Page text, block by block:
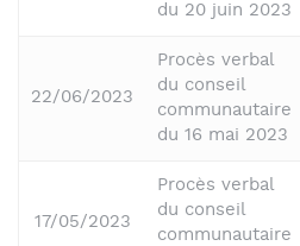
du 20 juin 2023
22/06/2023
Procès verbal
du conseil
communautaire
du 16 mai 2023
17/05/2023
Procès verbal
du conseil
communautaire